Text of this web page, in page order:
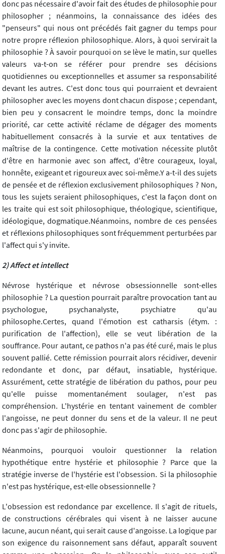
donc pas nécessaire d'avoir fait des études de philosophie pour
philosopher ; néanmoins, la connaissance des idées des
"penseurs" qui nous ont précédés fait gagner du temps pour
notre propre réflexion philosophique. Alors, à quoi servirait la
philosophie ? À savoir pourquoi on se lève le matin, sur quelles
valeurs va-t-on se référer pour prendre ses décisions
quotidiennes ou exceptionnelles et assumer sa responsabilité
devant les autres. C'est donc tous qui pourraient et devraient
philosopher avec les moyens dont chacun dispose ; cependant,
bien peu y consacrent le moindre temps, donc la moindre
priorité, car cette activité réclame de dégager des moments
habituellement consacrés à la survie et aux tentatives de
maîtrise de la contingence. Cette motivation nécessite plutôt
d'être en harmonie avec son affect, d'être courageux, loyal,
honnête, exigeant et rigoureux avec soi-même.Y a-t-il des sujets
de pensée et de réflexion exclusivement philosophiques ? Non,
tous les sujets seraient philosophiques, c'est la façon dont on
les traite qui est soit philosophique, théologique, scientifique,
idéologique, dogmatique.Néanmoins, nombre de ces pensées
et réflexions philosophiques sont fréquemment perturbées par
l'affect qui s'y invite.
2) Affect et intellect
Névrose hystérique et névrose obsessionnelle sont-elles
philosophie ? La question pourrait paraître provocation tant au
psychologue, psychanalyste, psychiatre qu'au
philosophe.Certes, quand l'émotion est catharsis (étym. :
purification de l'affection), elle se veut libération de la
souffrance. Pour autant, ce pathos n'a pas été curé, mais le plus
souvent pallié. Cette rémission pourrait alors récidiver, devenir
redondante et donc, par défaut, insatiable, hystérique.
Assurément, cette stratégie de libération du pathos, pour peu
qu'elle puisse momentanément soulager, n'est pas
compréhension. L'hystérie en tentant vainement de combler
l'angoisse, ne peut donner du sens et de la valeur. Il ne peut
donc pas s'agir de philosophie.
Néanmoins, pourquoi vouloir questionner la relation
hypothétique entre hystérie et philosophie ? Parce que la
stratégie inverse de l'hystérie est l'obsession. Si la philosophie
n'est pas hystérique, est-elle obsessionnelle ?
L'obsession est redondance par excellence. Il s'agit de rituels,
de constructions cérébrales qui visent à ne laisser aucune
lacune, aucun néant, qui serait cause d'angoisse. La logique par
son exigence du raisonnement sans défaut, apparaît souvent